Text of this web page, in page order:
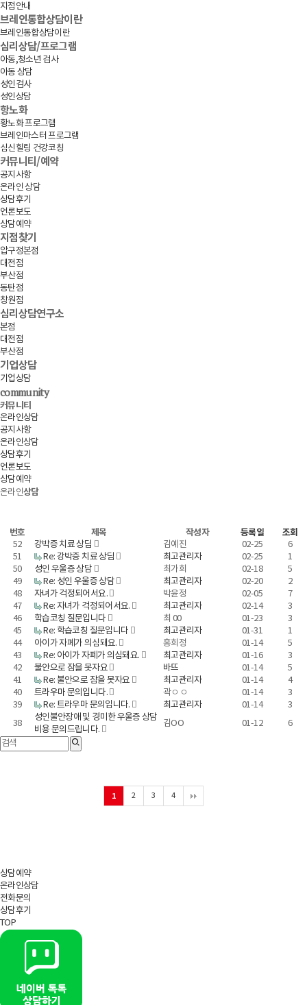
지점안내
브레인통합상담이란
브레인통합상담이란
심리상담/프로그램
아동,청소년 검사
아동 상담
성인검사
성인상담
항노화
황노화 프로그램
브레인마스터 프로그램
심신힐링 건강코칭
커뮤니티/예약
공지사항
온라인 상담
상담후기
언론보도
상담예약
지점찾기
압구정본점
대전점
부산점
동탄점
창원점
심리상담연구소
본점
대전점
부산점
기업상담
기업상담
community
커뮤니티
온라인상담
공지사항
온라인상담
상담후기
언론보도
상담예약
온라인상담
번호 제목 작성자 등록일 조회
52 강박증 치료 상딤 김예진 02-25
6
51
Re: 강박증 치료 상딤 최고관리자 02-25
1
50
성인 우울증 상담 최가희 02-18
5
49
Re: 성인 우울증 상담 최고관리자 02-20
2
48
자녀가 걱정되어서요. 박윤정 02-05
7
47
Re: 자녀가 걱정되어서요. 최고관리자 02-14
3
46
학습코칭 질문입니다 최 00 01-23
3
45
Re: 학습코칭 질문입니다 최고관리자 01-31
1
44
아이가 자폐가 의심돼요. 홍희정 01-14
5
43
Re: 아이가 자폐가 의심돼요. 최고관리자 01-16
3
42
불안으로 잠을 못자요 바뜨 01-14
5
41
Re: 불안으로 잠을 못자요 최고관리자 01-14
4
40
트라우마 문의입니다. 곽ㅇㅇ 01-14
3
39
Re: 트라우마 문의입니다. 최고관리자 01-14
3
38
성인불안장애 및 경미한 우울증 상담
비용 문의드립니다.
김OO 01-12 6
1 2 3 4
상담예약
온라인상담
전화문의
상담후기
TOP